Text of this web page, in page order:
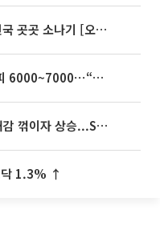
35도 안팎 무더위 이어져…전국 곳곳 소나기 [오늘 날씨]
[주간증시전망] 다음주 코스피 6000~7000⋯“外人 수급은 정책이 변수”
뉴욕증시, 연준 금리인상 기대감 꺾이자 상승...S&P500 사상 최고치 [종합]
닥 1.3% ↑